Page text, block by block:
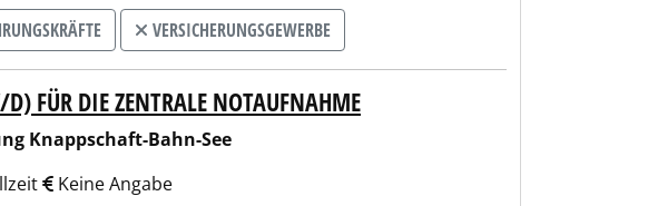
VERSICHERUNGSGEWERBE
See
FÜR DIE ZENTRALE NOTAUFNAHME
Knappschaft-Bahn-See
Keine Angabe